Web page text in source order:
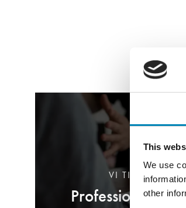
This
We use
other
Professionel
VI TILBYDER